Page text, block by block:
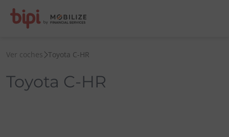
Ver coches Toyota C-HR
Toyota C-HR